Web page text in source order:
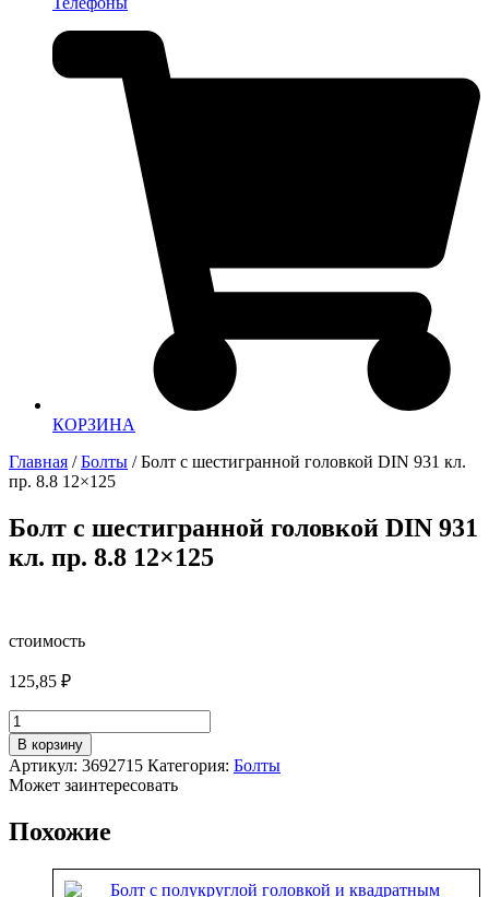
КОРЗИНА
Главная /Болты / Болт с шестигранной головкой DIN 931 кл.
пр. 8.8 12×125
Болт с шестигранной головкой DIN 931
кл. пр. 8.8 12×125
стоимость
125,85 ₽
Количество
товара
Болт
с
шестигранной
DIN
В корзину
Артикул: 3692715 Категория: Болты
Может заинтересовать
Похожие